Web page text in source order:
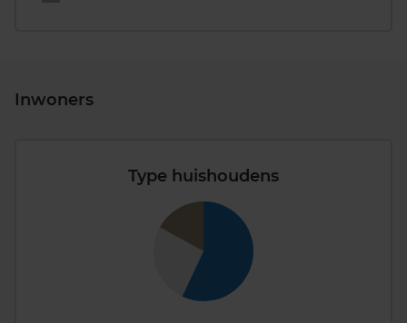
Inwoners
Type huishoudens